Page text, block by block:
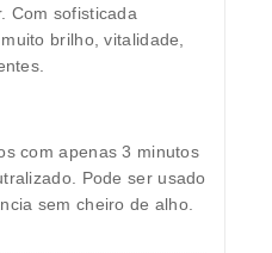
Com sofisticada
brilho, vitalidade,
com apenas 3 minutos
Pode ser usado
sem cheiro de alho.